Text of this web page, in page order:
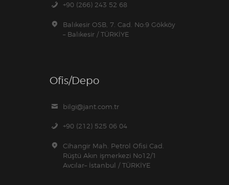
+90 (266) 243 52 68
Balıkesir OSB, 7. Cad. No:9 Gökköy
– Balıkesir / TÜRKİYE
Ofis/Depo
bilgi@jant.com.tr
+90 (212) 525 06 04
Cihangir Mah. Petrol Ofisi Cad.
Rüştü Akın işmerkezi No12/1
Avcılar– İstanbul / TÜRKİYE